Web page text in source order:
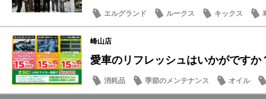
エルグランド ルークス キックス
峰山店
愛車のリフレッシュはいかがですか
消耗品 季節のメンテナンス オイル